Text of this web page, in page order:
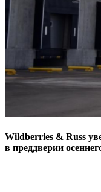
Wildberries & Russ
в преддверии